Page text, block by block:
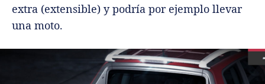
extra (extensible) y podría por ejemplo llevar
una moto.